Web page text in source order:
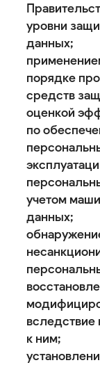
уровни
данных;
порядке
средств
оценкой
по
учетом
данных;
вследствие
к ним;